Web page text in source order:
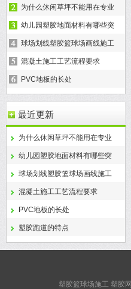
为什么休闲草坪不能用在专业
幼儿园塑胶地面材料有哪些突
球场划线塑胶篮球场画线施工
混凝土施工工艺流程要求
PVC地板的长处
最近更新
为什么休闲草坪不能用在专业
幼儿园塑胶地面材料有哪些突
球场划线塑胶篮球场画线施工
混凝土施工工艺流程要求
PVC地板的长处
塑胶跑道的特点
塑胶篮球场施工 塑胶